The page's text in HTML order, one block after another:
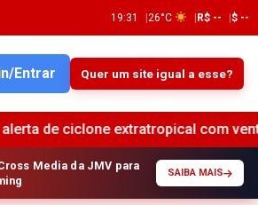
19:31 26°C R$ -- $ --
Entrar Quer um site igual a esse?
com ventos de até 90
Media da JMV para
SAIBA MAIS